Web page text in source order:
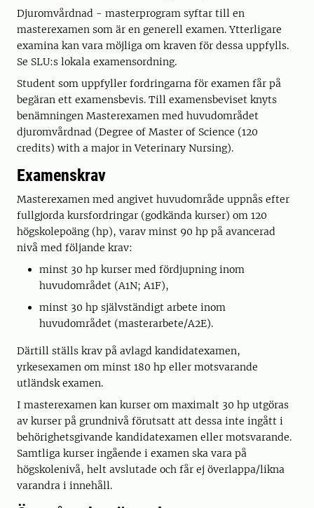
Djuromvårdnad - masterprogram syftar till en
masterexamen som är en generell examen. Ytterligare
examina kan vara möjliga om kraven för dessa uppfylls.
Se SLU:s lokala examensordning.
Student som uppfyller fordringarna för examen får på
begäran ett examensbevis. Till examensbeviset knyts
benämningen Masterexamen med huvudområdet
djuromvårdnad (Degree of Master of Science (120
credits) with a major in Veterinary Nursing).
Examenskrav
Masterexamen med angivet huvudområde uppnås efter
fullgjorda kursfordringar (godkända kurser) om 120
högskolepoäng (hp), varav minst 90 hp på avancerad
nivå med följande krav:
minst 30 hp kurser med fördjupning inom
huvudområdet (A1N; A1F),
minst 30 hp självständigt arbete inom
huvudområdet (masterarbete/A2E).
Därtill ställs krav på avlagd kandidatexamen,
yrkesexamen om minst 180 hp eller motsvarande
utländsk examen.
I masterexamen kan kurser om maximalt 30 hp utgöras
av kurser på grundnivå förutsatt att dessa inte ingått i
behörighetsgivande kandidatexamen eller motsvarande.
Samtliga kurser ingående i examen ska vara på
högskolenivå, helt avslutade och får ej överlappa/likna
varandra i innehåll.